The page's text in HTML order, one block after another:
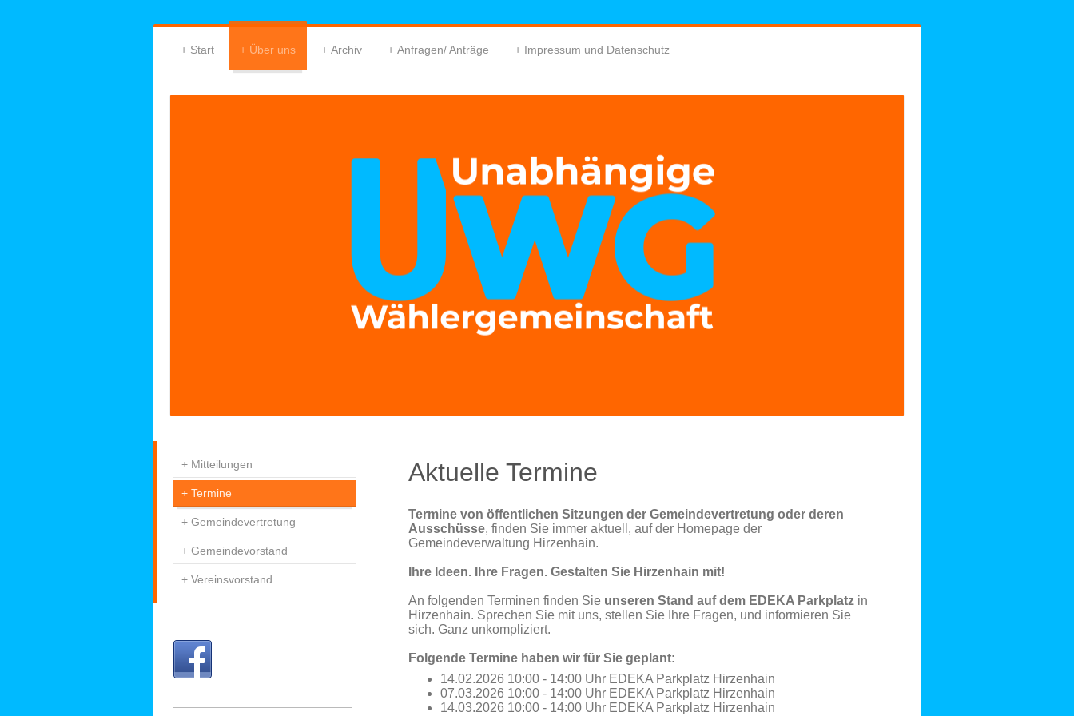
Start Über uns Archiv Anfragen/ Anträge Impressum und Datenschutz
Aktuelle Termine
Termine von öffentlichen Sitzungen der Gemeindevertretung oder deren
Ausschüsse, finden Sie immer aktuell, auf der Homepage der
Gemeindeverwaltung Hirzenhain.
Ihre Ideen. Ihre Fragen. Gestalten Sie Hirzenhain mit!
An folgenden Terminen finden Sie unseren Stand auf dem EDEKA Parkplatzin
Hirzenhain. Sprechen Sie mit uns, stellen Sie Ihre Fragen, und informieren Sie
sich. Ganz unkompliziert.
Folgende Termine haben wir für Sie geplant:
14.02.2026 10:00 - 14:00 Uhr EDEKA Parkplatz Hirzenhain
07.03.2026 10:00 - 14:00 Uhr EDEKA Parkplatz Hirzenhain
14.03.2026 10:00 - 14:00 Uhr EDEKA Parkplatz Hirzenhain
Mitteilungen
Termine
Gemeindevertretung
Gemeindevorstand
Vereinsvorstand